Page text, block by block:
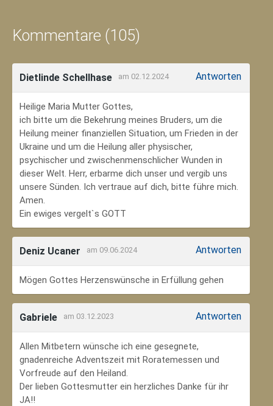
Kommentare (105)
Dietlinde Schellhase am 02.12.2024 Antworten
Heilige Maria Mutter Gottes,
ich bitte um die Bekehrung meines Bruders, um die
Heilung meiner finanziellen Situation, um Frieden in der
Ukraine und um die Heilung aller physischer,
psychischer und zwischenmenschlicher Wunden in
dieser Welt. Herr, erbarme dich unser und vergib uns
unsere Sünden. Ich vertraue auf dich, bitte führe mich.
Amen.
Ein ewiges vergelt`s GOTT
Deniz Ucaner am 09.06.2024 Antworten
Mögen Gottes Herzenswünsche in Erfüllung gehen
Gabriele am 03.12.2023 Antworten
Allen Mitbetern wünsche ich eine gesegnete,
gnadenreiche Adventszeit mit Roratemessen und
Vorfreude auf den Heiland.
Der lieben Gottesmutter ein herzliches Danke für ihr
JA!!